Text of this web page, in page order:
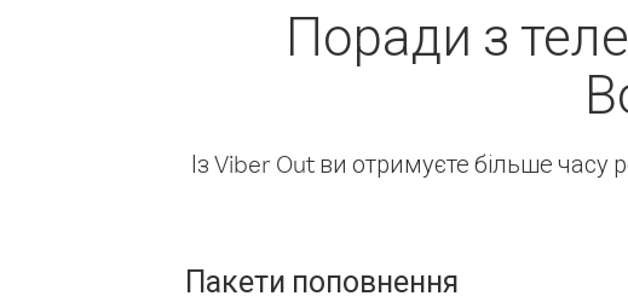
Поради з
Із Viber Out ви отримуєте більше часу
Пакети поповнення